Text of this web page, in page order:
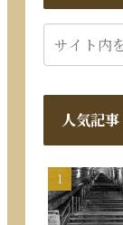
人気記事